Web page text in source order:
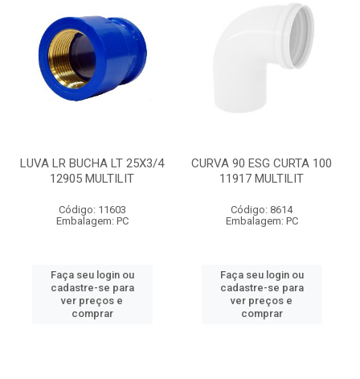
LUVA LR BUCHA LT 25X3/4
12905 MULTILIT
Código: 11603
Embalagem: PC
Faça seu login ou
cadastre-se para
ver preços e
comprar
CURVA 90 ESG CURTA 100
11917 MULTILIT
Código: 8614
Embalagem: PC
Faça seu login ou
cadastre-se para
ver preços e
comprar